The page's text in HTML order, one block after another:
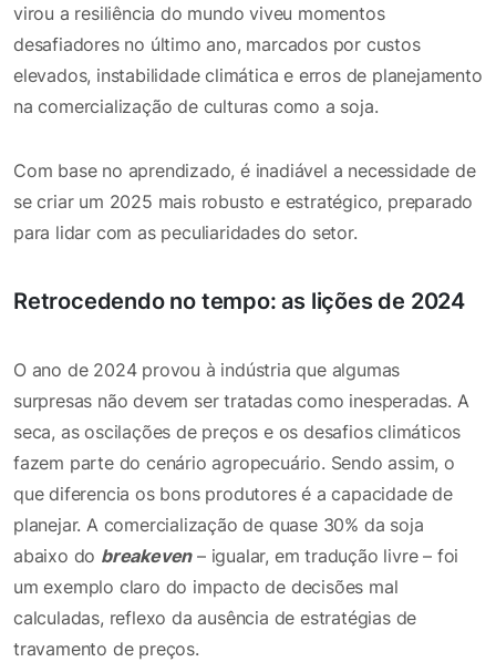
virou a resiliência do mundo viveu momentos
desafiadores no último ano, marcados por custos
elevados, instabilidade climática e erros de planejamento
na comercialização de culturas como a soja.
Com base no aprendizado, é inadiável a necessidade de
se criar um 2025 mais robusto e estratégico, preparado
para lidar com as peculiaridades do setor.
Retrocedendo no tempo: as lições de 2024
O ano de 2024 provou à indústria que algumas
surpresas não devem ser tratadas como inesperadas. A
seca, as oscilações de preços e os desafios climáticos
fazem parte do cenário agropecuário. Sendo assim, o
que diferencia os bons produtores é a capacidade de
planejar. A comercialização de quase 30% da soja
abaixo do breakeven– igualar, em tradução livre – foi
um exemplo claro do impacto de decisões mal
calculadas, reflexo da ausência de estratégias de
travamento de preços.